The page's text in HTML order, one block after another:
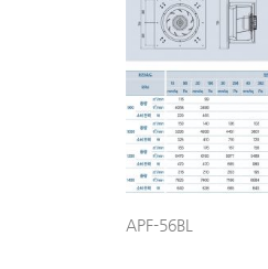
APF-56BL